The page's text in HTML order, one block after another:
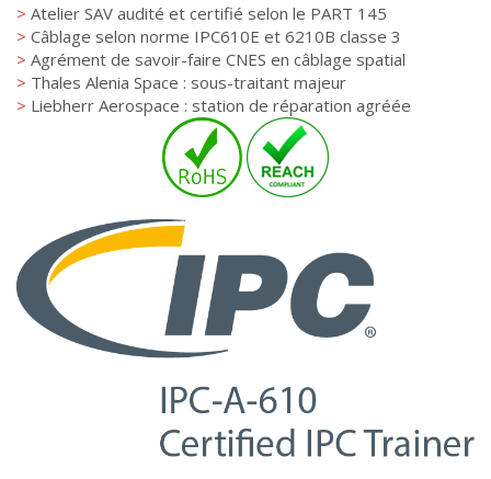
> Atelier SAV audité et certifié selon le PART 145
> Câblage selon norme IPC610E et 6210B classe 3
> Agrément de savoir-faire CNES en câblage spatial
> Thales Alenia Space : sous-traitant majeur
> Liebherr Aerospace : station de réparation agréée